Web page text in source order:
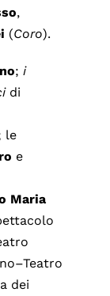
,
(Coro).
; i
di
le
e
Maria
dei